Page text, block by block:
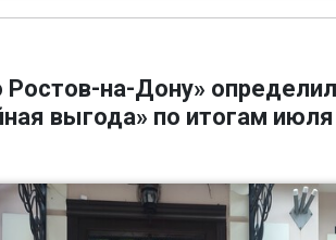
Ростов-на-Дону»
выгода» по итогам июля